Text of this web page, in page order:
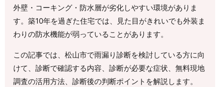
外壁・コーキング・防水層が劣化しやすい環境がありま
す。築10年を過ぎた住宅では、見た目がきれいでも外装ま
わりの防水機能が弱っていることがあります。
この記事では、松山市で雨漏り診断を検討している方に向
けて、診断で確認する内容、診断が必要な症状、無料現地
調査の活用方法、診断後の判断ポイントを解説します。